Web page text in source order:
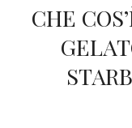
PRIVACY
CHE